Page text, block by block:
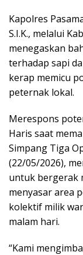
Kapolres
S.I.K., melalui
menegaskan
terhadap sapi
kerap memicu
peternak lokal.
Merespons
Haris saat
Simpang Tiga
(22/05/2026),
untuk bergerak
menyasar area
kolektif milik
malam hari.
“Kami